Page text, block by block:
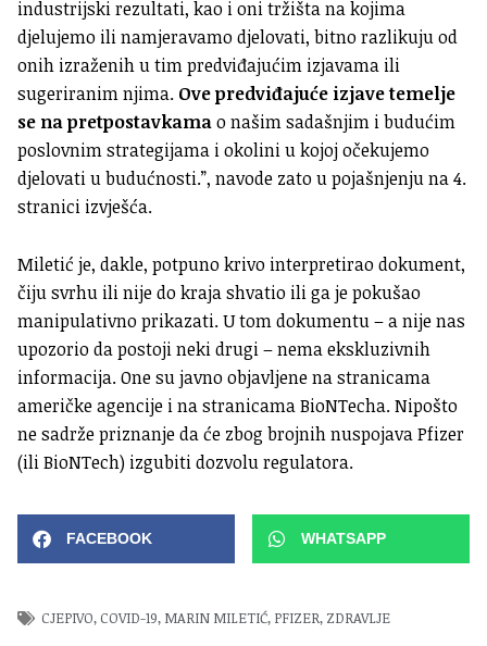
industrijski rezultati, kao i oni tržišta na kojima
djelujemo ili namjeravamo djelovati, bitno razlikuju od
onih izraženih u tim predviđajućim izjavama ili
sugeriranim njima. Ove predviđajuće izjave temelje
se na pretpostavkamao našim sadašnjim i budućim
poslovnim strategijama i okolini u kojoj očekujemo
djelovati u budućnosti.”, navode zato u pojašnjenju na 4.
stranici izvješća.
Miletić je, dakle, potpuno krivo interpretirao dokument,
čiju svrhu ili nije do kraja shvatio ili ga je pokušao
manipulativno prikazati. U tom dokumentu – a nije nas
upozorio da postoji neki drugi – nema ekskluzivnih
informacija. One su javno objavljene na stranicama
američke agencije i na stranicama BioNTecha. Nipošto
ne sadrže priznanje da će zbog brojnih nuspojava Pfizer
(ili BioNTech) izgubiti dozvolu regulatora.
FACEBOOK WHATSAPP
CJEPIVO,COVID-19, MARIN MILETIĆ, PFIZER, ZDRAVLJE